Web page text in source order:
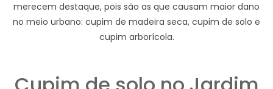
merecem destaque, pois são as que causam maior dano
no meio urbano: cupim de madeira seca, cupim de solo e
cupim arborícola.